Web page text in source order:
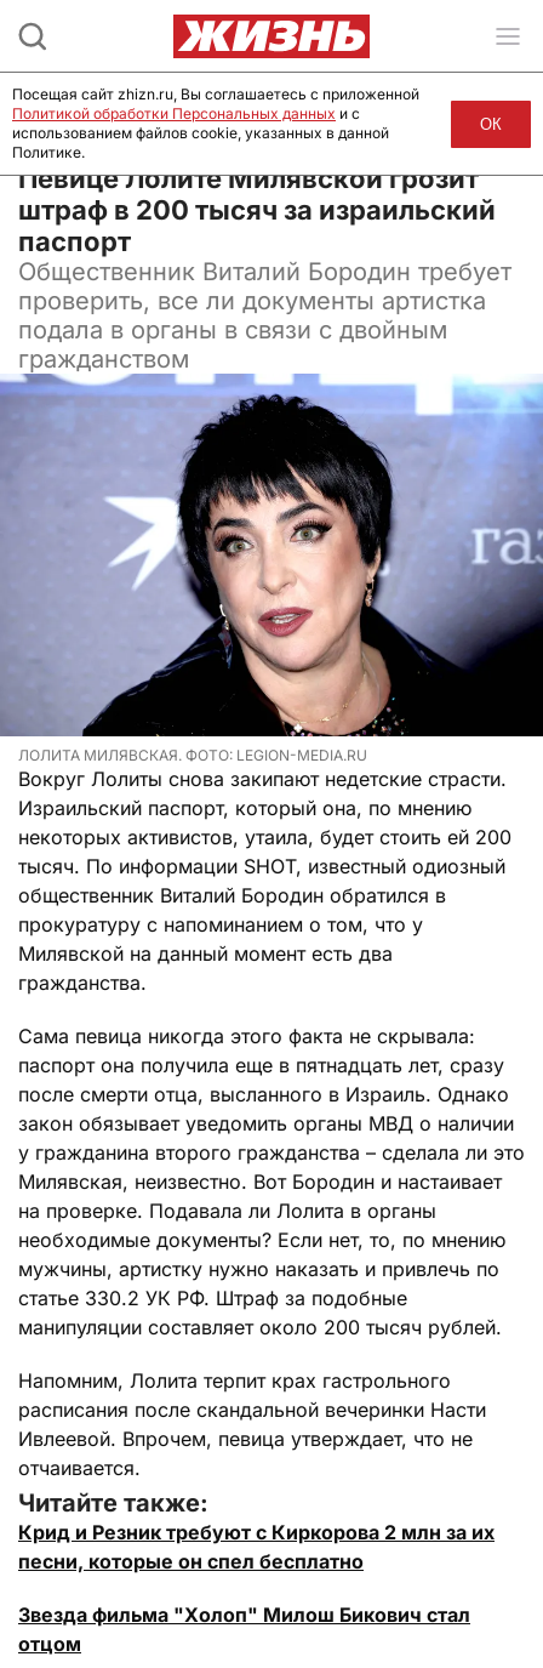
11 января 2024, 14:30
Певице Лолите Милявской грозит
штраф в 200 тысяч за израильский
паспорт
Общественник Виталий Бородин требует
проверить, все ли документы артистка
подала в органы в связи с двойным
гражданством
ЛОЛИТА МИЛЯВСКАЯ. ФОТО: LEGION-MEDIA.RU
Вокруг Лолиты снова закипают недетские страсти.
Израильский паспорт, который она, по мнению
некоторых активистов, утаила, будет стоить ей 200
тысяч. По информации SHOT, известный одиозный
общественник Виталий Бородин обратился в
прокуратуру с напоминанием о том, что у
Милявской на данный момент есть два
гражданства.
Сама певица никогда этого факта не скрывала:
паспорт она получила еще в пятнадцать лет, сразу
после смерти отца, высланного в Израиль. Однако
закон обязывает уведомить органы МВД о наличии
у гражданина второго гражданства – сделала ли это
Милявская, неизвестно. Вот Бородин и настаивает
на проверке. Подавала ли Лолита в органы
необходимые документы? Если нет, то, по мнению
мужчины, артистку нужно наказать и привлечь по
статье 330.2 УК РФ. Штраф за подобные
манипуляции составляет около 200 тысяч рублей.
Напомним, Лолита терпит крах гастрольного
расписания после скандальной вечеринки Насти
Ивлеевой. Впрочем, певица утверждает, что не
отчаивается.
Читайте также:
Крид и Резник требуют с Киркорова 2 млн за их
песни, которые он спел бесплатно
Звезда фильма "Холоп" Милош Бикович стал
отцом
Посещая сайт zhizn.ru, Вы соглашаетесь с приложенной
Политикой обработки Персональных данных и с
использованием файлов cookie, указанных в данной
Политике.
ОК